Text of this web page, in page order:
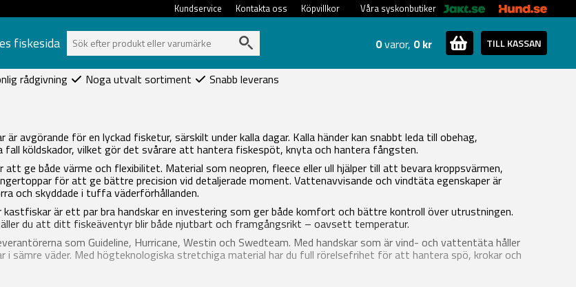
Våra syskonbutiker
Köpvillkor
Kontakta oss
Kundservice
fiskesida 0varor, 0 kr TILL KASSAN
rådgivning Noga utvalt sortiment Snabb leverans
avgörande för en lyckad fisketur, särskilt under kalla dagar. Kalla händer kan snabbt leda till obehag,
köldskador, vilket gör det svårare att hantera fiskespöt, knyta och hantera fångsten.
att ge både värme och flexibilitet. Material som neopren, fleece eller ull hjälper till att bevara kroppsvärmen,
för att ge bättre precision vid detaljerade moment. Vattenavvisande och vindtäta egenskaper är
och skyddade i tuffa väderförhållanden.
är ett par bra handskar en investering som ger både komfort och bättre kontroll över utrustningen.
du att ditt fiskeäventyr blir både njutbart och framgångsrikt – oavsett temperatur.
som Guideline, Hurricane, Westin och Swedteam. Med handskar som är vind- och vattentäta håller
i sämre väder. Med högteknologiska stretchiga material har du full rörelsefrihet för att hantera spö, krokar och